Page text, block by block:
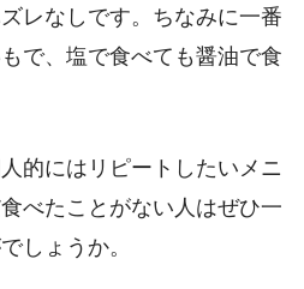
レなしです。ちなみに一番
で、塩で食べても醤油で食
的にはリピートしたいメニ
べたことがない人はぜひ一
しょうか。